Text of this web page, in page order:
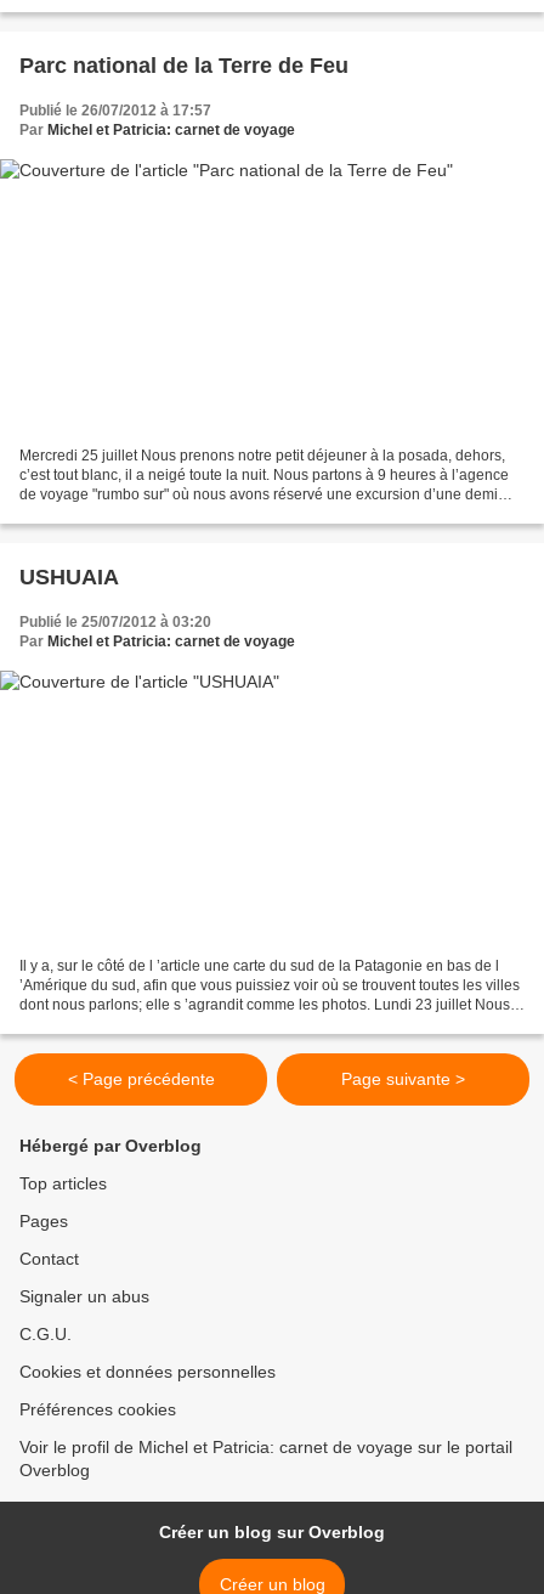
Parc national de la Terre de Feu
Publié le 26/07/2012 à 17:57
Par Michel et Patricia: carnet de voyage
Mercredi 25 juillet Nous prenons notre petit déjeuner à la posada, dehors,
c’est tout blanc, il a neigé toute la nuit. Nous partons à 9 heures à l’agence
de voyage "rumbo sur" où nous avons réservé une excursion d’une demi
USHUAIA
Publié le 25/07/2012 à 03:20
Par Michel et Patricia: carnet de voyage
Il y a, sur le côté de l ’article une carte du sud de la Patagonie en bas de l
’Amérique du sud, afin que vous puissiez voir où se trouvent toutes les villes
dont nous parlons; elle s ’agrandit comme les photos. Lundi 23 juillet Nous
< Page précédente Page suivante >
Hébergé par Overblog
Top articles
Pages
Contact
Signaler un abus
C.G.U.
Cookies et données personnelles
Préférences cookies
Voir le profil de Michel et Patricia: carnet de voyage sur le portail
Overblog
Créer un blog sur Overblog
Créer un blog